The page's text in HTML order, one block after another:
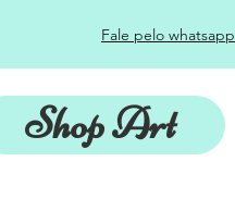
Fale pelo whatsapp
Shop Art